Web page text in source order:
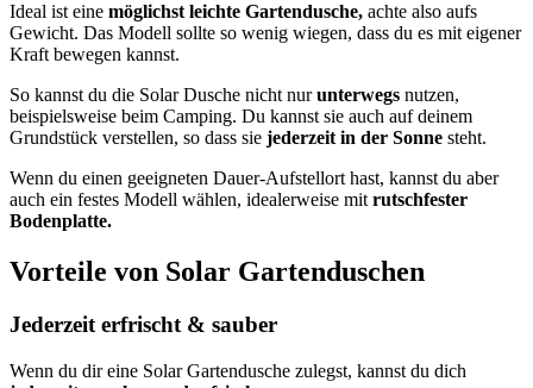
Ideal ist eine möglichst leichte Gartendusche, achte also aufs
Gewicht. Das Modell sollte so wenig wiegen, dass du es mit eigener
Kraft bewegen kannst.
So kannst du die Solar Dusche nicht nurunterwegs nutzen,
beispielsweise beim Camping. Du kannst sie auch auf deinem
Grundstück verstellen, so dass sie jederzeit in der Sonne steht.
Wenn du einen geeigneten Dauer-Aufstellort hast, kannst du aber
auch ein festes Modell wählen, idealerweise mit rutschfester
Bodenplatte.
Vorteile von Solar Gartenduschen
Jederzeit erfrischt & sauber
Wenn du dir eine Solar Gartendusche zulegst, kannst du dich